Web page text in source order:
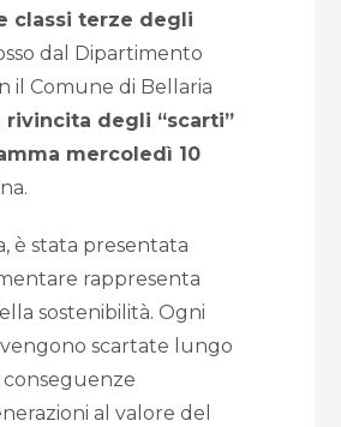
classi terze degli
dal Dipartimento
il Comune di Bellaria
rivincita degli “scarti”
mercoledì 10
è stata presentata
rappresenta
sostenibilità. Ogni
scartate lungo
conseguenze
al valore del